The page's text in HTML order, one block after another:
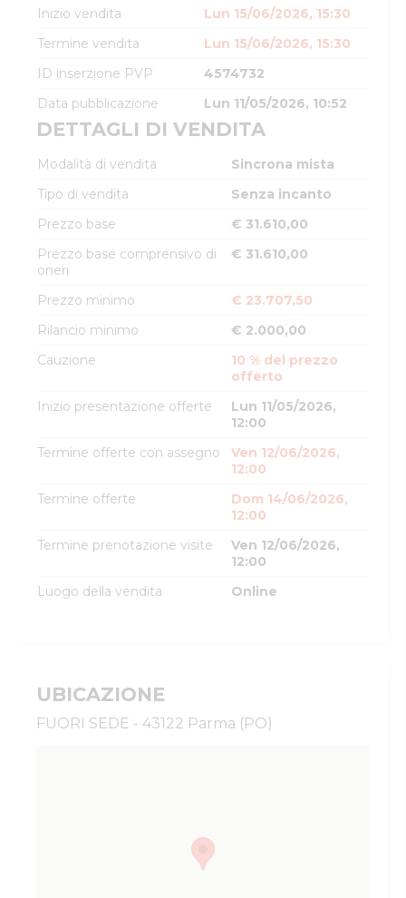
Inizio vendita
Lun 15/06/2026, 15:30
Termine vendita
Lun 15/06/2026, 15:30
ID inserzione PVP
4574732
Data pubblicazione
Lun 11/05/2026, 10:52
DETTAGLI DI VENDITA
Modalità di vendita
Sincrona mista
Tipo di vendita
Senza incanto
Prezzo base
€ 31.610,00
Prezzo base comprensivo di
oneri
€ 31.610,00
Prezzo minimo
€ 23.707,50
Rilancio minimo
€ 2.000,00
Cauzione
10 % del prezzo
offerto
Inizio presentazione offerte
Lun 11/05/2026,
12:00
Termine offerte con assegno
Ven 12/06/2026,
12:00
Termine offerte
Dom 14/06/2026,
12:00
Termine prenotazione visite
Ven 12/06/2026,
12:00
Luogo della vendita
Online
UBICAZIONE
FUORI SEDE - 43122 Parma (PO)